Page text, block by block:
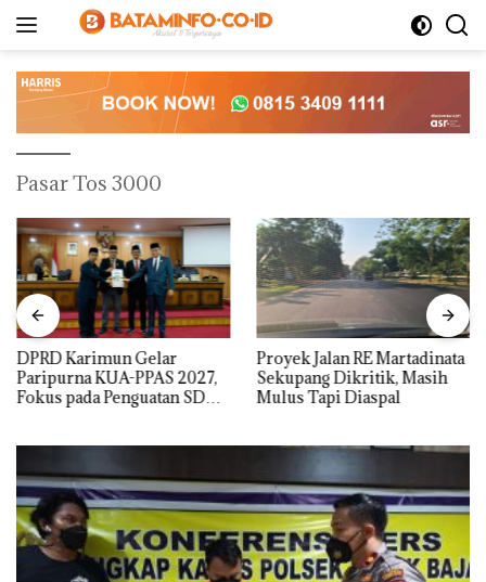
Pasar Tos 3000
DPRD Karimun Gelar
Paripurna KUA-PPAS 2027,
Fokus pada Penguatan SDM,
Proyek Jalan RE Martadinata
Sekupang Dikritik, Masih
Mulus Tapi Diaspal